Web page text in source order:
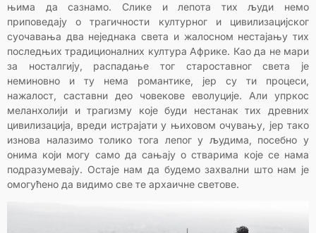
њима да сазнамо. Слике и лепота тих људи немо
приповедају о трагичности културног и цивилизацијског
суочавања два неједнака света и жалосном нестајању тих
последњих традиционалних култура Африке. Као да не мари
за носталгију, распадање тог староставног света је
неминовно и ту нема романтике, јер су ти процеси,
нажалост, саставни део човекове еволуције. Али упркос
меланхолији и трагизму које буди нестанак тих древних
цивилизација, вреди истрајати у њиховом очувању, јер тако
изнова налазимо толико тога лепог у људима, посебно у
онима који могу само да сањају о стварима које се нама
подразумевају. Остаје нам да будемо захвални што нам је
омогућено да видимо све те архаичне светове.